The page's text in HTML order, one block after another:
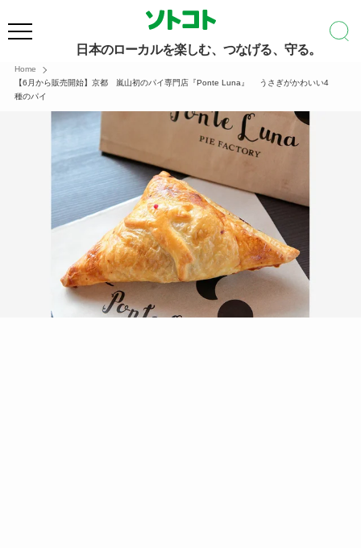
日本のローカルを楽しむ、つなげる、守る。
Home
【6月から販売開始】京都 嵐山初のパイ専門店『Ponte Luna』 うさぎがかわいい4
種のパイ